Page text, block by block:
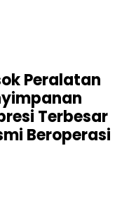
Peralatan
Terbesar
Beroperasi